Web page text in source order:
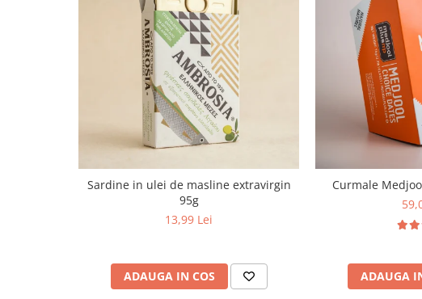
Sardine in ulei de masline extravirgin
95g
13,99 Lei
ADAUGA IN COS
Curmale
ADAUGA